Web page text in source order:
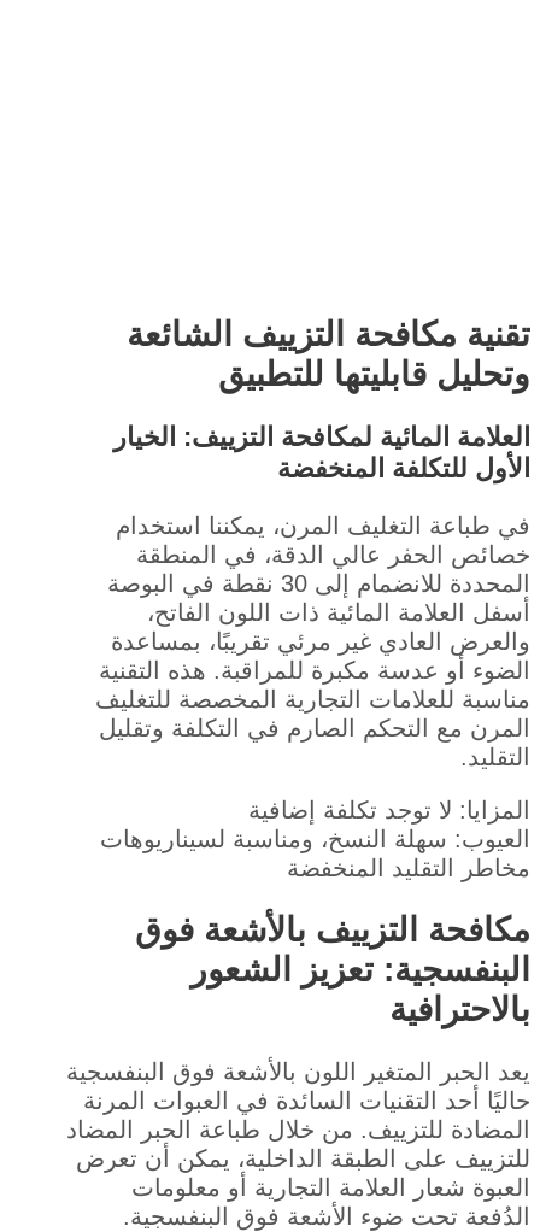
تقنية مكافحة التزييف الشائعة
وتحليل قابليتها للتطبيق
العلامة المائية لمكافحة التزييف: الخيار
الأول للتكلفة المنخفضة
في طباعة التغليف المرن، يمكننا استخدام
خصائص الحفر عالي الدقة، في المنطقة
المحددة للانضمام إلى 30 نقطة في البوصة
أسفل العلامة المائية ذات اللون الفاتح،
والعرض العادي غير مرئي تقريبًا، بمساعدة
الضوء أو عدسة مكبرة للمراقبة. هذه التقنية
مناسبة للعلامات التجارية المخصصة للتغليف
المرن مع التحكم الصارم في التكلفة وتقليل
التقليد.
المزايا: لا توجد تكلفة إضافية
العيوب: سهلة النسخ، ومناسبة لسيناريوهات
مخاطر التقليد المنخفضة
مكافحة التزييف بالأشعة فوق
البنفسجية: تعزيز الشعور
بالاحترافية
يعد الحبر المتغير اللون بالأشعة فوق البنفسجية
حاليًا أحد التقنيات السائدة في العبوات المرنة
المضادة للتزييف. من خلال طباعة الحبر المضاد
للتزييف على الطبقة الداخلية، يمكن أن تعرض
العبوة شعار العلامة التجارية أو معلومات
الدُفعة تحت ضوء الأشعة فوق البنفسجية.